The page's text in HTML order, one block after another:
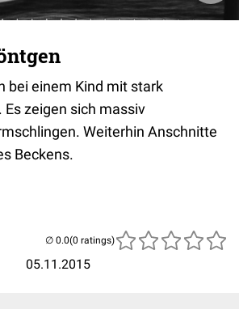
bei einem Kind mit stark
zeigen sich massiv
Weiterhin Anschnitte
Beckens.
05.11.2015
(0 ratings)